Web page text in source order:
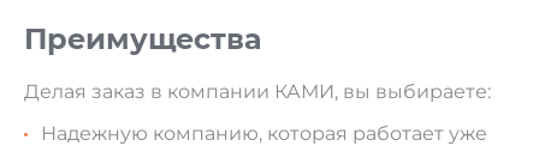
Преимущества
Делая заказ в компании КАМИ, вы выбираете:
Надежную компанию, которая работает уже